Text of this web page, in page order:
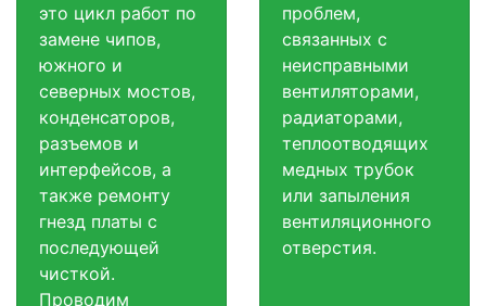
это цикл работ по
замене чипов,
южного и
северных мостов,
конденсаторов,
разъемов и
интерфейсов, а
также ремонту
гнезд платы с
последующей
чисткой.
Проводим
проблем,
связанных с
неисправными
вентиляторами,
радиаторами,
теплоотводящих
медных трубок
или запыления
вентиляционного
отверстия.